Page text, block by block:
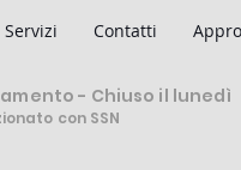
- Chiuso il lunedì
con SSN
Servizi Contatti